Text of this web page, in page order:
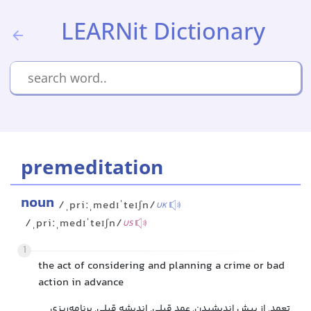
LEARNit Dictionary
premeditation
noun /ˌpriːˌmedɪˈteɪʃn/UK
/ˌpriːˌmedɪˈteɪʃn/US
1
the act of considering and planning a crime or bad
action in advance